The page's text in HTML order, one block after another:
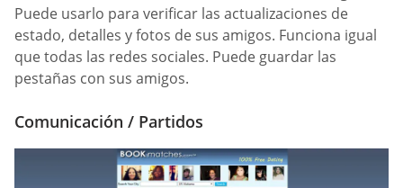
Puede usarlo para verificar las actualizaciones de
estado, detalles y fotos de sus amigos. Funciona igual
que todas las redes sociales. Puede guardar las
pestañas con sus amigos.
Comunicación / Partidos